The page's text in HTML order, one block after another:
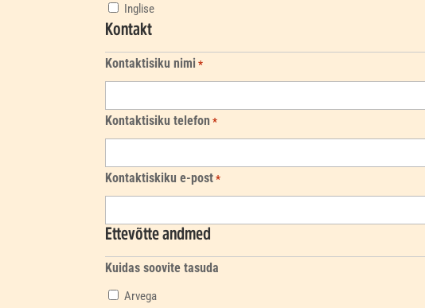
Inglise
Kontakt
Kontaktisiku nimi *
Kontaktisiku telefon *
Kontaktiskiku e-post *
Ettevõtte andmed
Kuidas soovite tasuda
Arvega